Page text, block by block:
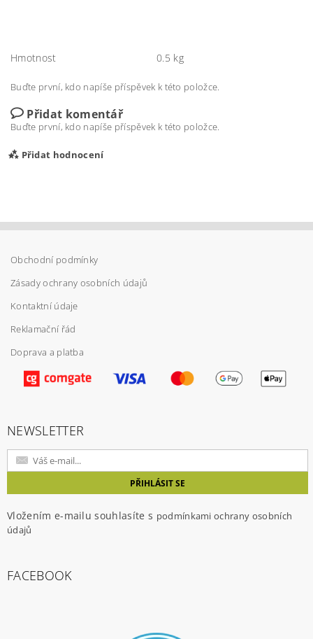
Hmotnost 0.5 kg
Buďte první, kdo napíše příspěvek k této položce.
Přidat komentář
Buďte první, kdo napíše příspěvek k této položce.
Přidat hodnocení
Vložením hodnocení souhlasíte spodmínkami
ochrany osobních údajů
Obchodní podmínky
Zásady ochrany osobních údajů
Kontaktní údaje
Reklamační řád
Doprava a platba
NEWSLETTER
Vložením e-mailu souhlasíte s podmínkami ochrany osobních
údajů
FACEBOOK